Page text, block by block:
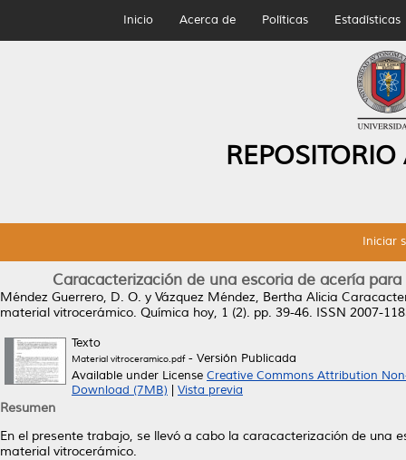
Inicio Acerca de Políticas Estadísticas
Iniciar
Caracacterización de una escoria de acería
Méndez Guerrero, D. O. y Vázquez Méndez, Bertha Alicia
material vitrocerámico. Química hoy, 1 (2). pp. 39-46. ISSN 2007-
Texto
Material vitroceramico.pdf- Versión Publicada
Available under License Creative Commons Attribution
Download (7MB)
Vista previa
Resumen
En el presente trabajo, se llevó a cabo la caracacterización de una
material vitrocerámico.